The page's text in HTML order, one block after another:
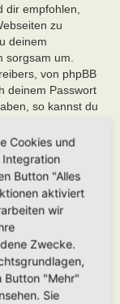
dir empfohlen,
zu
deinem
sorgsam um.
von phpBB
deinem Passwort
so kannst du
benutzen. Die
und
ein neu
du dann auf das
und oben
Board betreiben
einer
Cookies und
Integration
Button "Alles
aktiviert
wir
Zwecke.
Button "Mehr"
Sie